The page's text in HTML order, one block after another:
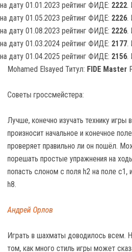
на дату 01.01.2023 рейтинг ФИДЕ: 2222.
на дату 01.05.2023 рейтинг ФИДЕ: 2226.
на дату 01.08.2023 рейтинг ФИДЕ: 2226.
на дату 01.03.2024 рейтинг ФИДЕ: 2177.
на дату 01.04.2025 рейтинг ФИДЕ: 2156.
Mohamed Elsayed Титул: FIDE Master
Советы гроссмейстера:
Лучше, конечно изучать технику
произносит начальное и конечное
проверяет правильно ли он пошёл.
порешать простые упражнения на
попасть слоном с поля h2 на поле c1,
h8.
Андрей Орлов
Играть в шахматы доводилось всем.
том, как много стиль игры может